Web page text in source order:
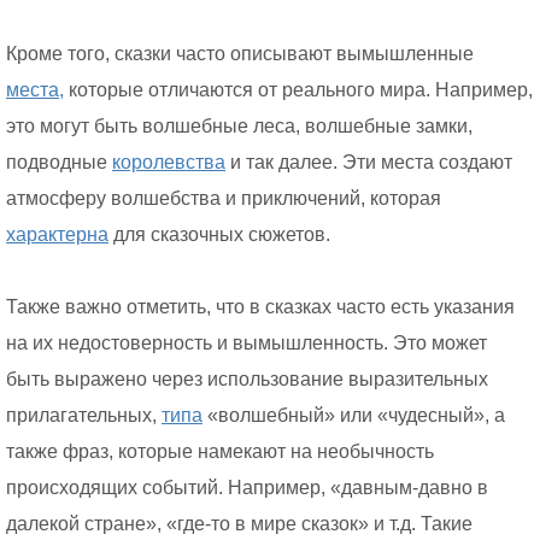
Кроме того, сказки часто описывают вымышленные
места, которые отличаются от реального мира. Например,
это могут быть волшебные леса, волшебные замки,
подводные королевства и так далее. Эти места создают
атмосферу волшебства и приключений, которая
характерна для сказочных сюжетов.
Также важно отметить, что в сказках часто есть указания
на их недостоверность и вымышленность. Это может
быть выражено через использование выразительных
прилагательных, типа «волшебный» или «чудесный», а
также фраз, которые намекают на необычность
происходящих событий. Например, «давным-давно в
далекой стране», «где-то в мире сказок» и т.д. Такие